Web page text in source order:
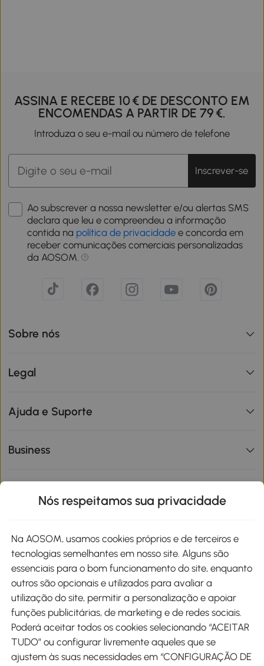
ASSINA E RECEBE 10 € DE DESCONTO EM
ENCOMENDAS A PARTIR DE 79 €.
Introduza o seu e-mail ou número de telefone
Inscrever-se
Ao subscrever a nossa newsletter e/ou alertas SMS
declara que leu e compreendeu a informação
contida na política de privacidade e concorda em
receber comunicações comerciais personalizadas
da AOSOM.
Sobre nós
Legal
Ajuda e Suporte
Business
Métodos de pagamento
Envio
Nós respeitamos sua privacidade
Na AOSOM, usamos cookies próprios e de terceiros e
tecnologias semelhantes em nosso site. Alguns são
essenciais para o bom funcionamento do site, enquanto
outros são opcionais e utilizados para avaliar a
utilização do site, permitir a personalização e apoiar
funções publicitárias, de marketing e de redes sociais.
Poderá aceitar todos os cookies selecionando “ACEITAR
TUDO” ou configurar livremente aqueles que se
ajustem às suas necessidades em “CONFIGURAÇÃO DE